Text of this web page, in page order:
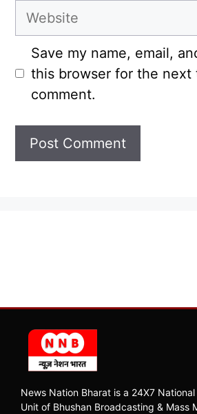
Website
Save my name, email,
this browser for the next
comment.
News Nation Bharat is a 24X7
Unit of Bhushan Broadcasting & Mass